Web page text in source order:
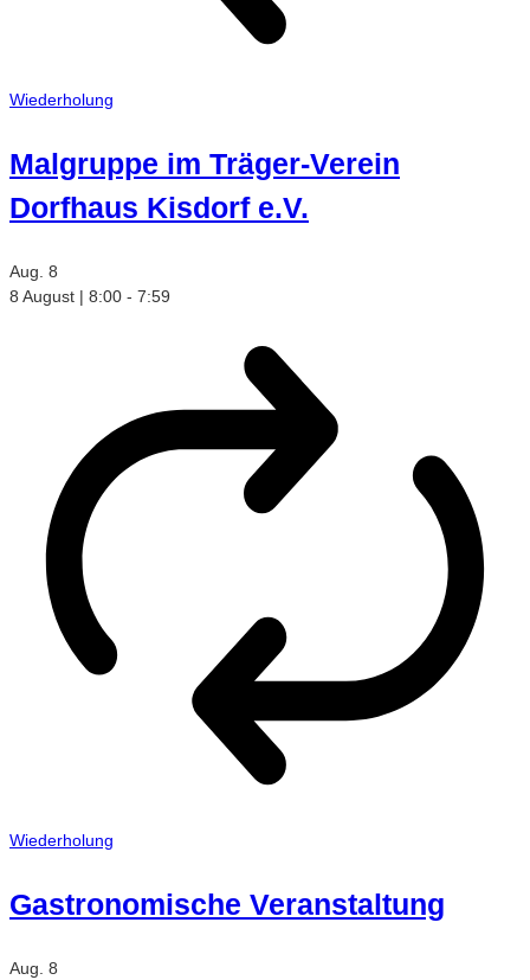
Wiederholung
Malgruppe im Träger-Verein
Dorfhaus Kisdorf e.V.
Aug. 8
8 August | 8:00 - 7:59
Wiederholung
Gastronomische Veranstaltung
Aug. 8